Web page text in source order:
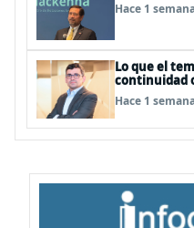
Hace 1
Lo que el
continuidad
Hace 1